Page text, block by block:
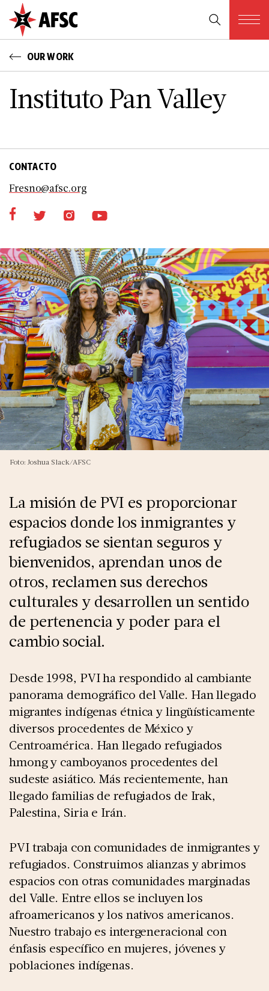
OUR WORK
Instituto Pan Valley
CONTACTO
Fresno@afsc.org
Foto: Joshua Slack/AFSC
La misión de PVI es proporcionar
espacios donde los inmigrantes y
refugiados se sientan seguros y
bienvenidos, aprendan unos de
otros, reclamen sus derechos
culturales y desarrollen un sentido
de pertenencia y poder para el
cambio social.
Desde 1998, PVI ha respondido al cambiante
panorama demográfico del Valle. Han llegado
migrantes indígenas étnica y lingüísticamente
diversos procedentes de México y
Centroamérica. Han llegado refugiados
hmong y camboyanos procedentes del
sudeste asiático. Más recientemente, han
llegado familias de refugiados de Irak,
Palestina, Siria e Irán.
PVI trabaja con comunidades de inmigrantes y
refugiados. Construimos alianzas y abrimos
espacios con otras comunidades marginadas
del Valle. Entre ellos se incluyen los
afroamericanos y los nativos americanos.
Nuestro trabajo es intergeneracional con
énfasis específico en mujeres, jóvenes y
poblaciones indígenas.